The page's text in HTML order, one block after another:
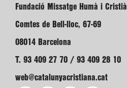
Fundació Missatge Humà i Cristià
Comtes de Bell-lloc, 67-69
08014 Barcelona
T. 93 409 27 70 / 93 409 28 10
web@catalunyacristiana.cat